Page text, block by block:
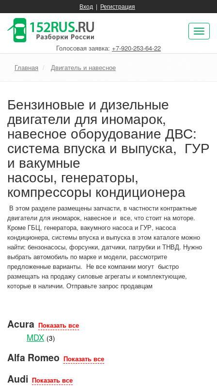
Вход | Регистрация
Голосовая заявка: +7-920-253-64-22
Главная Двигатель и навесное
Бензиновые и дизельные
двигатели для иномарок,
навесное оборудование ДВС:
система впуска и выпуска, ГУР
и вакумные
насосы, генераторы,
компрессоры кондиционера
В этом разделе размещены запчасти, в частности контрактные
двигатели для иномарок, навесное и все, что стоит на моторе.
Кроме ГБЦ, генератора, вакумного насоса и ГУР, насоса
кондиционера, системы впуска и выпуска в этом каталоге можно
найти: бензонасосы, форсунки, датчики, патрубки и ТНВД. Нужно
выбрать автомобиль по марке и модели, рассмотрите
предложенные варианты. Не все компании могут быстро
размещать на продажу силовые агрегаты и комплектующие,
которые в наличии. Отправьте запрос продавцам
Acura Показать все
MDX (3)
Alfa Romeo Показать все
Audi Показать все